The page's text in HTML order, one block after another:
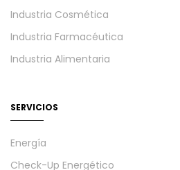
Industria Cosmética
Industria Farmacéutica
Industria Alimentaria
SERVICIOS
Energía
Check-Up Energético